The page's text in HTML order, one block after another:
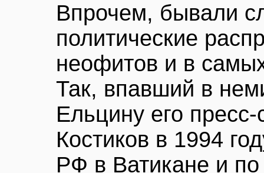
Впрочем, бывали
политические
неофитов и в
Так, впавший в
Ельцину его
Костиков в 1994
РФ в Ватикане и по